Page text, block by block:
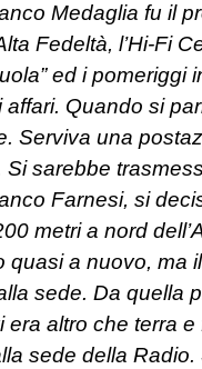
Medaglia fu il
Fedeltà, l’Hi-Fi
ed i pomeriggi
Quando si
Serviva una
sarebbe
Farnesi, si
metri a nord
a nuovo, ma
sede. Da quella
altro che terra
sede della